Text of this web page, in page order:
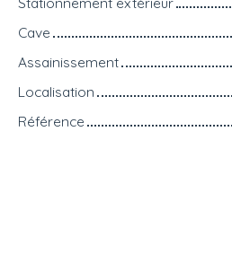
Cave
Assainissement
Localisation
Référence